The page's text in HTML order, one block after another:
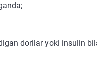
dorilar yoki insulin